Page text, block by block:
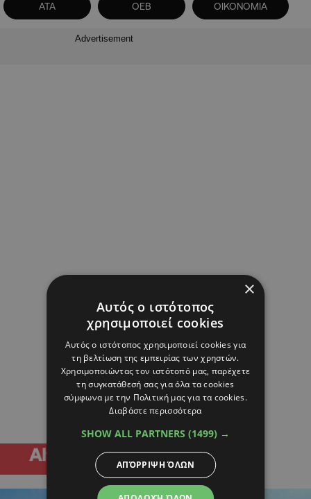
ΑΤΑ ΟΕΒ ΟΙΚΟΝΟΜΙΑ
Advertisement
×
Αυτός ο ιστότοπος
χρησιμοποιεί cookies
Αυτός ο ιστότοπος χρησιμοποιεί cookies για
τη βελτίωση της εμπειρίας των χρηστών.
Χρησιμοποιώντας τον ιστότοπό μας, παρέχετε
τη συγκατάθεσή σας για όλα τα cookies
σύμφωνα με την Πολιτική μας για τα cookies.
Διαβάστε περισσότερα
SHOW ALL PARTNERS (1499) →
ΑΠΌΡΡΙΨΗ ΌΛΩΝ